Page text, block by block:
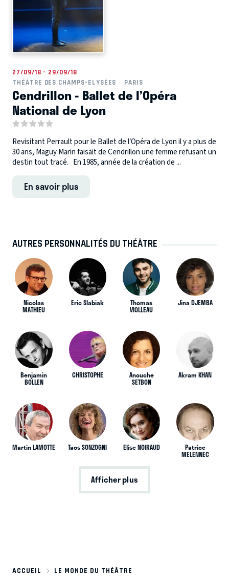
27/09/18 - 29/09/18
THÉÂTRE DES CHAMPS-ELYSÉES
PARIS
Cendrillon - Ballet de l’Opéra
National de Lyon
Revisitant Perrault pour le Ballet de l’Opéra de Lyon il y a plus de
30 ans, Maguy Marin faisait de Cendrillon une femme refusant un
destin tout tracé. En 1985, année de la création de ...
En savoir plus
AUTRES PERSONNALITÉS DU THÉÂTRE
Nicolas
MATHIEU
Eric Slabiak Thomas
VIOLLEAU
Jina DJEMBA
Benjamin
BOLLEN
CHRISTOPHE Anouche
SETBON
Akram KHAN
Martin LAMOTTE Taos SONZOGNI Elise NOIRAUD Patrice
MELENNEC
Afficher plus
ACCUEIL
LE MONDE DU THÉÂTRE